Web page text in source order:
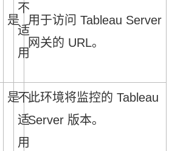
是
不
适
用
用于访问 Tableau Server
网关的 URL。
是不
适
用
此环境将监控的 Tableau
Server 版本。